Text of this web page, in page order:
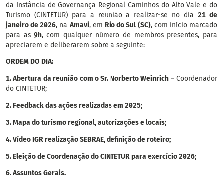
da Instância de Governança Regional Caminhos do Alto Vale e do
Turismo (CINTETUR) para a reunião a realizar-se no dia21 de
janeiro de 2026, na Amavi, em Rio do Sul (SC), com início marcado
para as9h, com qualquer número de membros presentes, para
apreciarem e deliberarem sobre a seguinte:
ORDEM DO DIA:
1.Abertura da reunião com o Sr. Norberto Weinrich – Coordenador
do CINTETUR;
2. Feedback das ações realizadas em 2025;
3. Mapa do turismo regional, autorizações e locais;
4. Vídeo IGR realização SEBRAE, definição de roteiro;
5. Eleição de Coordenação do CINTETUR para exercício 2026;
6.Assuntos Gerais.